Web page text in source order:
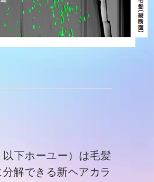
下ホーユー）は毛髪
解できる新ヘアカラ